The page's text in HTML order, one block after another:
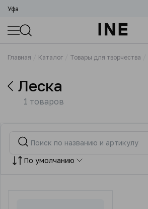
Уфа
Главная Каталог Товары для творчества
Леска
1 товаров
По умолчанию